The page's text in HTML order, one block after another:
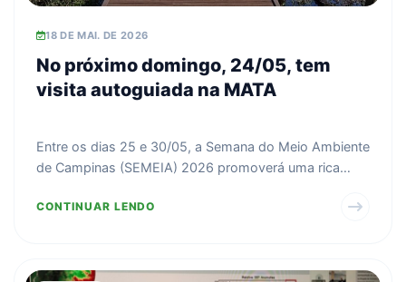
18 DE MAI. DE 2026
No próximo domingo, 24/05, tem
visita autoguiada na MATA
Entre os dias 25 e 30/05, a Semana do Meio Ambiente
de Campinas (SEMEIA) 2026 promoverá uma rica
CONTINUAR LENDO